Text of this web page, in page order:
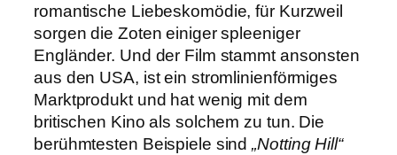
romantische Liebeskomödie, für Kurzweil
sorgen die Zoten einiger spleeniger
Engländer. Und der Film stammt ansonsten
aus den USA, ist ein stromlinienförmiges
Marktprodukt und hat wenig mit dem
britischen Kino als solchem zu tun. Die
berühmtesten Beispiele sind„Notting Hill“